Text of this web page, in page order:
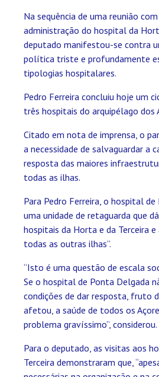
Na sequência de uma reunião
administração do hospital da
deputado manifestou-se contra
política triste e profundamente
tipologias hospitalares.
Pedro Ferreira concluiu hoje um
três hospitais do arquipélago dos
Citado em nota de imprensa, o
a necessidade de salvaguardar a
resposta das maiores
todas as ilhas.
Para Pedro Ferreira, o hospital de
uma unidade de retaguarda que
hospitais da Horta e da Terceira
todas as outras ilhas”.
“Isto é uma questão de escala
Se o hospital de Ponta Delgada
condições de dar resposta, fruto
afetou, a saúde de todos os
problema gravíssimo”, considerou.
Para o deputado, as visitas aos
Terceira demonstraram que,